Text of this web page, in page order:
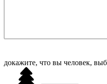
докажите, что вы человек,